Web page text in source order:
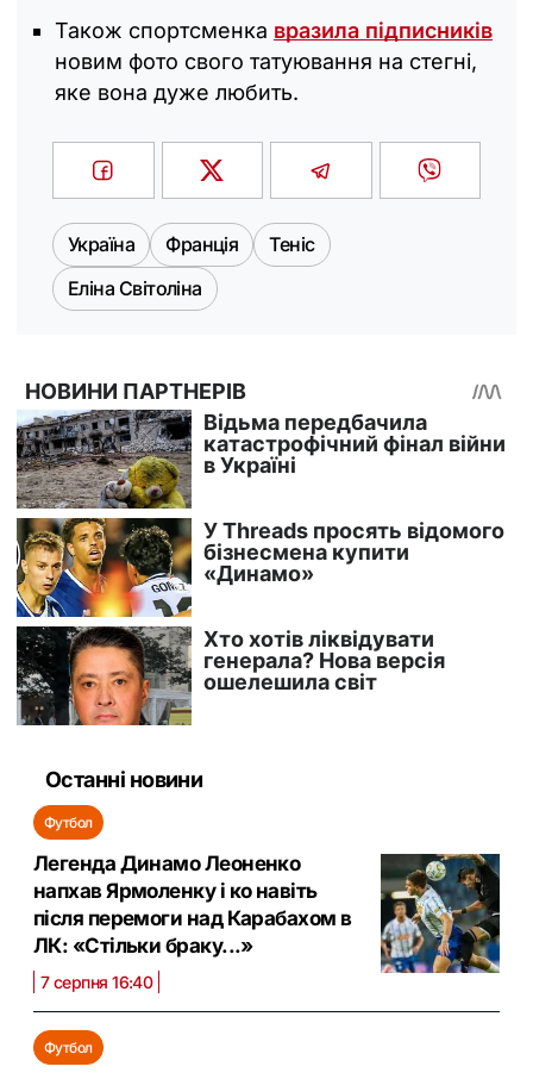
Також спортсменка вразила підписників
новим фото свого татуювання на стегні,
яке вона дуже любить.
Україна Франція
Теніс
Еліна Світоліна
Останні новини
Футбол
Легенда Динамо Леоненко
напхав Ярмоленку і ко навіть
після перемоги над Карабахом в
ЛК: «Стільки браку...»
7 серпня 16:40
Футбол